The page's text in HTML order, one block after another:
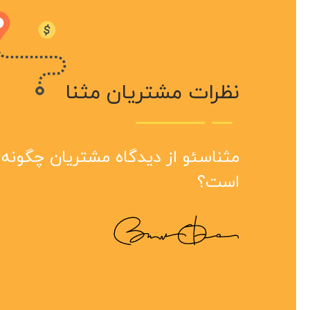
نظرات مشتریان مثنا
مثناسئو از دیدگاه مشتریان چگونه
است؟